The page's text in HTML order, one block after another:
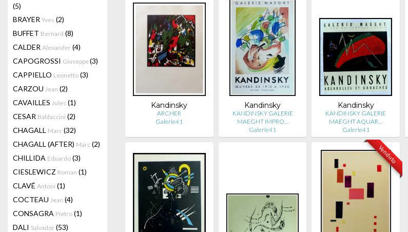
(5)
BRAYER Yves (2)
BUFFET Bernard (8)
CALDER Alexander (4)
CAPOGROSSI Giuseppe(3)
CAPPIELLO Leonetto (3)
CARZOU Jean (2)
CAVAILLES Jules (1)
CESAR Baldaccini (2)
CHAGALL Marc (32)
CHAGALL (AFTER) Marc (2)
CHILLIDA Eduardo (3)
CIESLEWICZ Roman (1)
CLAVÉ Antoni (1)
COCTEAU Jean (4)
CONSAGRA Pietro (1)
DALI Salvador (53)
Kandinsky
ARCHER
Galerie41
Kandinsky
KANDINSKY GALERIE
MAEGHT IMPRO…
Galerie41
Kandinsky
KANDINSKY GALERIE
MAEGHT AQUAR…
Galerie41
Venduto